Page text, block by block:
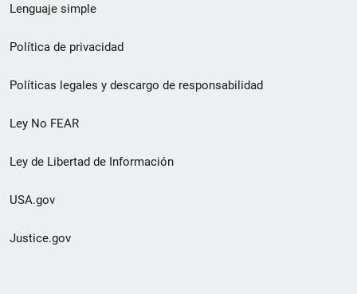
de
pie
de
página
Lenguaje simple
Política de privacidad
Políticas legales y descargo de responsabilidad
Ley No FEAR
Ley de Libertad de Información
USA.gov
Justice.gov